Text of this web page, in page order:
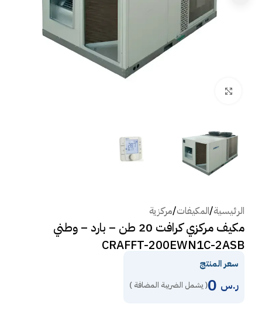
الرئيسية/المكيفات/مركزية
مكيف مركزي كرافت 20 طن – بارد – وطني
CRAFFT-200EWN1C-2ASB
سعر المنتج
ر.س ( يشمل الضريبة المضافة )